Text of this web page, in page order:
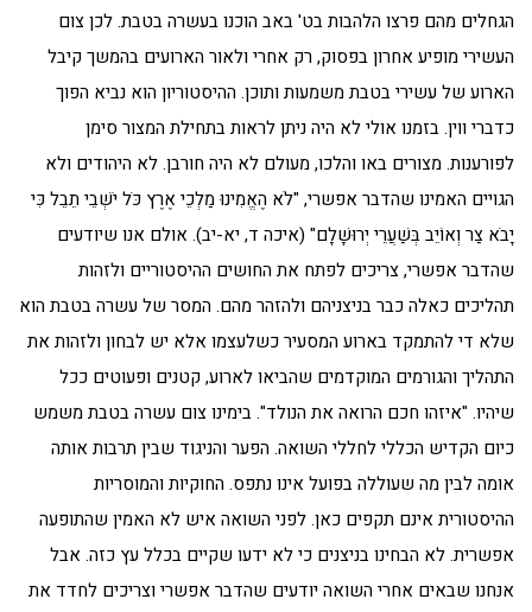
הגחלים מהם פרצו הלהבות בט' באב הוכנו בעשרה בטבת. לכן צום
העשירי מופיע אחרון בפסוק, רק אחרי ולאור הארועים בהמשך קיבל
הארוע של עשירי בטבת משמעות ותוכן. ההיסטוריון הוא נביא הפוך
כדברי ווין. בזמנו אולי לא היה ניתן לראות בתחילת המצור סימן
לפורענות. מצורים באו והלכו, מעולם לא היה חורבן. לא היהודים ולא
הגויים האמינו שהדבר אפשרי, "לֹא הֶאֱמִינוּ מַלְכֵי אֶרֶץ כֹּל יֹשְׁבֵי תֵבֵל כִּי
יָבֹא צַר וְאוֹיֵב בְּשַׁעֲרֵי יְרוּשָׁלִָם" (איכה ד, יא-יב). אולם אנו שיודעים
שהדבר אפשרי, צריכים לפתח את החושים ההיסטוריים ולזהות
תהליכים כאלה כבר בניצניהם ולהזהר מהם. המסר של עשרה בטבת הוא
שלא די להתמקד בארוע המסעיר כשלעצמו אלא יש לבחון ולזהות את
התהליך והגורמים המוקדמים שהביאו לארוע, קטנים ופעוטים ככל
שיהיו. "איזהו חכם הרואה את הנולד". בימינו צום עשרה בטבת משמש
כיום הקדיש הכללי לחללי השואה. הפער והניגוד שבין תרבות אותה
אומה לבין מה שעוללה בפועל אינו נתפס. החוקיות והמוסריות
ההיסטורית אינם תקפים כאן. לפני השואה איש לא האמין שהתופעה
אפשרית. לא הבחינו בניצנים כי לא ידעו שקיים בכלל עץ כזה. אבל
אנחנו שבאים אחרי השואה יודעים שהדבר אפשרי וצריכים לחדד את